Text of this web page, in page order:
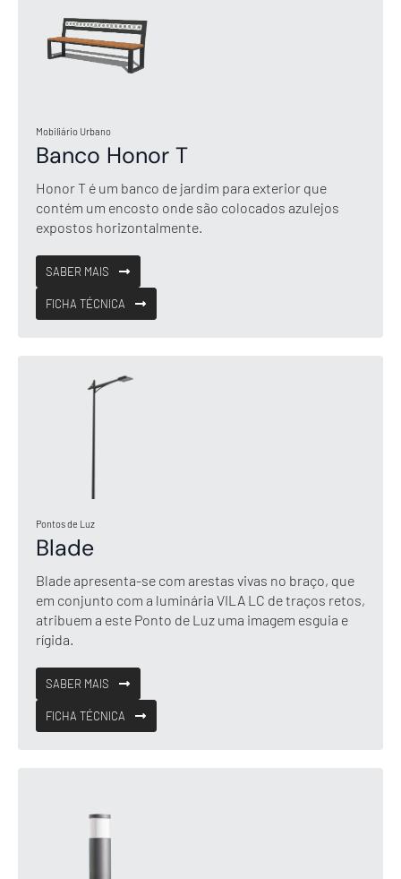
Mobiliário Urbano
Banco Honor T
Honor T é um banco de jardim para exterior que
contém um encosto onde são colocados azulejos
expostos horizontalmente.
SABER MAIS
FICHA TÉCNICA
Pontos de Luz
Blade
Blade apresenta-se com arestas vivas no braço, que
em conjunto com a luminária VILA LC de traços retos,
atribuem a este Ponto de Luz uma imagem esguia e
rígida.
SABER MAIS
FICHA TÉCNICA